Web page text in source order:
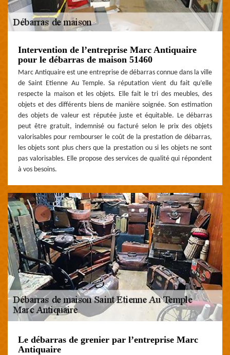
Intervention de l’entreprise Marc Antiquaire
pour le débarras de maison 51460
Marc Antiquaire est une entreprise de débarras connue dans la ville
de Saint Etienne Au Temple. Sa réputation vient du fait qu’elle
respecte la maison et les objets. Elle fait le tri des meubles, des
objets et des différents biens de manière soignée. Son estimation
des objets de valeur est réputée juste et équitable. Le débarras
peut être gratuit, indemnisé ou facturé selon le prix des objets
valorisables pour rembourser le coût de la prestation de débarras,
les objets sont plus chers que la prestation ou si les objets ne sont
pas valorisables. Elle propose des services de qualité qui répondent
à vos besoins.
Le débarras de grenier par l’entreprise Marc
Antiquaire